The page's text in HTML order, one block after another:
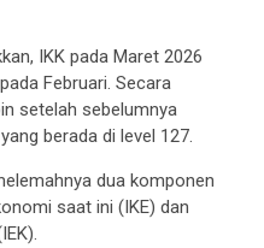
IKK pada Maret 2026
Februari. Secara
setelah sebelumnya
berada di level 127.
dua komponen
saat ini (IKE) dan